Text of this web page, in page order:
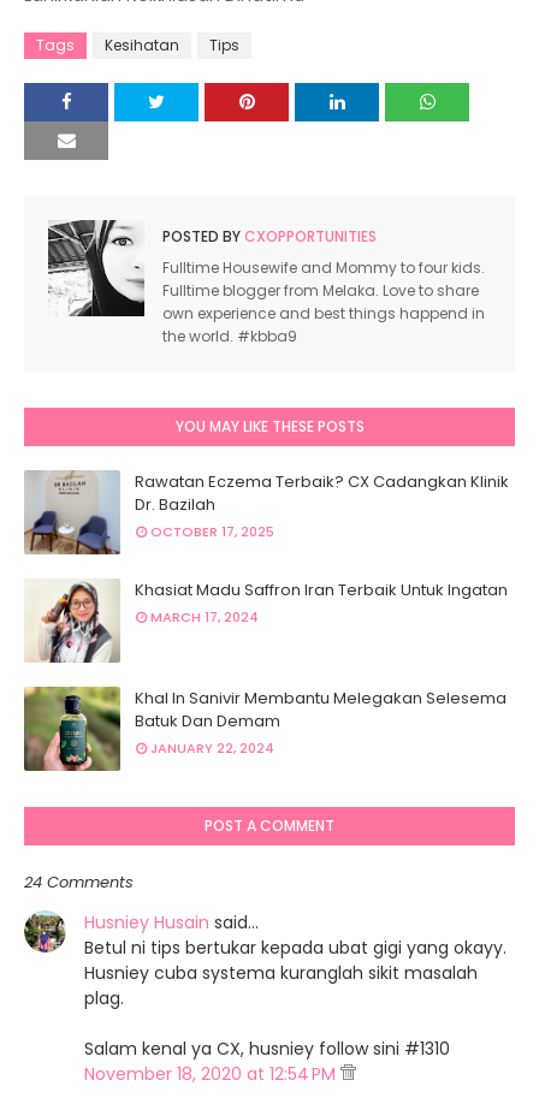
Tags Kesihatan Tips
POSTED BYCXOPPORTUNITIES
Fulltime Housewife and Mommy to four kids.
Fulltime blogger from Melaka. Love to share
own experience and best things happend in
the world. #kbba9
YOU MAY LIKE THESE POSTS
Rawatan Eczema Terbaik? CX Cadangkan Klinik
Dr. Bazilah
OCTOBER 17, 2025
Khasiat Madu Saffron Iran Terbaik Untuk Ingatan
MARCH 17, 2024
Khal In Sanivir Membantu Melegakan Selesema
Batuk Dan Demam
JANUARY 22, 2024
POST A COMMENT
24 Comments
Husniey Husain said…
Betul ni tips bertukar kepada ubat gigi yang okayy.
Husniey cuba systema kuranglah sikit masalah
plag.
Salam kenal ya CX, husniey follow sini #1310
November 18, 2020 at 12:54 PM